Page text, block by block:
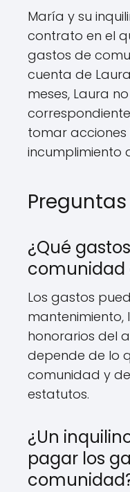
María y su
contrato en el
gastos de
cuenta de
meses, Laura
tomar
incumplimiento
¿Qué
comunidad
Los gastos
mantenimiento,
honorarios del
depende de lo
comunidad y
estatutos.
¿Un
pagar los